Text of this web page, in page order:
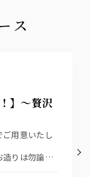
ス
】～贅沢
用意いたし
りは勿論の